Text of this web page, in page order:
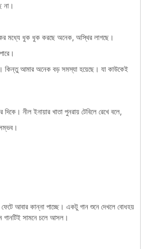
না।
মধ্যে ধুক ধুক করছে অনেক, অস্থির লাগছে।
কিন্তু আমার অনেক বড় সমস্যা হয়েছে। যা কাউকেই
দিকে। নীল ইনায়ার খাতা পুনরায় টেবিলে রেখে বলে,
আবার কান্না পাচ্ছে। একটু গান শুনে দেখলে বোধহয়
গানটিই সামনে চলে আসল।